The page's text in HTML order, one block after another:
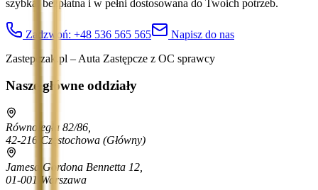
szybka, bezpłatna i w pełni dostosowana do Twoich potrzeb.
Zadzwoń: +48 536 565 565
Napisz do nas
Zastepczak.pl – Auta Zastępcze z OC sprawcy
Nasze główne oddziały
Równoległa 82/86,
42-216 Częstochowa (Główny)
Jamesa Gordona Bennetta 12,
01-001 Warszawa